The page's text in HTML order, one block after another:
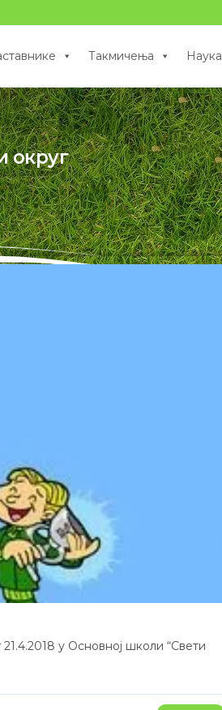
Такмичења Наука
округ
у Основној школи “Свети